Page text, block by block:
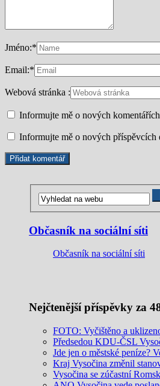
Jméno:*
Email:*
Webová stránka :
Informujte mě o nových
Informujte mě o nových příspěvcích
Občasník na sociální síti
Občasník na sociální síti
Nejčtenější příspěvky za
FOTO: Vyčištěno a
Předsedou KDU-ČSL
Jde jen o městské peníze?
Kraj Vysočina změnil
Vysočina se zúčastní